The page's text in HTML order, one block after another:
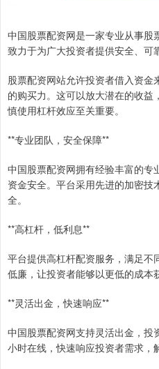
中国股票配资网是一家专业从事股
致力于为广大投资者提供安全、可
股票配资网站允许投资者借入资
的购买力。这可以放大潜在的收
慎使用杠杆效应至关重要。
**专业团队，安全保障**
中国股票配资网拥有经验丰富的专
资金安全。平台采用先进的加密
全。
**高杠杆，低利息**
平台提供高杠杆配资服务，满足不
低廉，让投资者能够以更低的成本
**灵活出金，快速响应**
中国股票配资网支持灵活出金，
小时在线，快速响应投资者需求，